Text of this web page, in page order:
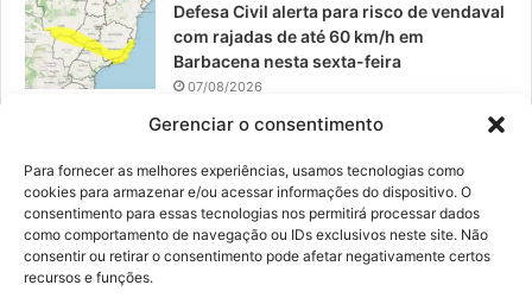
Gerenciar o consentimento
Para fornecer as melhores experiências, usamos tecnologias como
cookies para armazenar e/ou acessar informações do dispositivo. O
consentimento para essas tecnologias nos permitirá processar dados
como comportamento de navegação ou IDs exclusivos neste site. Não
consentir ou retirar o consentimento pode afetar negativamente certos
recursos e funções.
Defesa Civil alerta para risco de vendaval
com rajadas de até 60 km/h em
Barbacena nesta sexta-feira
07/08/2026
EPCAR tem a melhor nota do IDEB no
06/08/2026